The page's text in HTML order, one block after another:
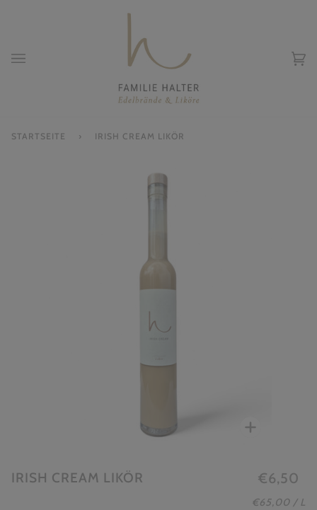
STARTSEITE › IRISH CREAM LIKÖR
€6,50
STÜCKPREIS
€65,00 / L
IRISH CREAM LIKÖR